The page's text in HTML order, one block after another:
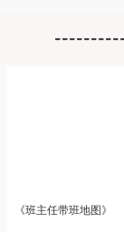
《班主任带班地图》